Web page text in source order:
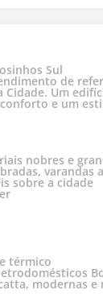
Sul
de
Um
e um
nobres e
sobre a cidade
térmico
modernas